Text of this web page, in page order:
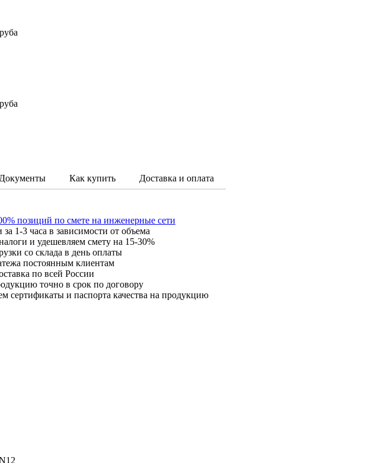
Документы Как купить Доставка и оплата
позиций по смете на инженерные сети
за 1-3 часа в зависимости от объема
и удешевляем смету на 15-30%
со склада в день оплаты
постоянным клиентам
по всей России
точно в срок по договору
сертификаты и паспорта качества на продукцию